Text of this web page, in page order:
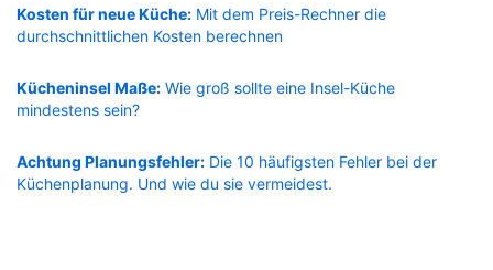
Kosten für neue Küche: Mit dem Preis-Rechner die
durchschnittlichen Kosten berechnen
Kücheninsel Maße: Wie groß sollte eine Insel-Küche
mindestens sein?
Achtung Planungsfehler: Die 10 häufigsten Fehler bei der
Küchenplanung. Und wie du sie vermeidest.